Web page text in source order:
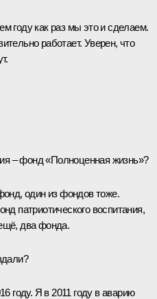
году как раз мы это и сделаем.
работает. Уверен, что
– фонд «Полноценная жизнь»?
один из фондов тоже.
патриотического воспитания,
два фонда.
году. Я в 2011 году в аварию